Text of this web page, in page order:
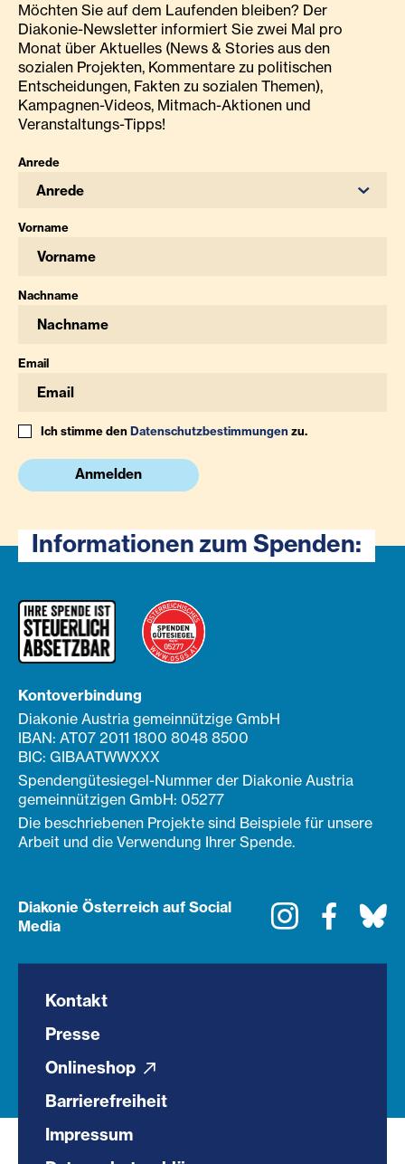
Möchten Sie auf dem Laufenden bleiben? Der
Diakonie-Newsletter informiert Sie zwei Mal pro
Monat über Aktuelles (News & Stories aus den
sozialen Projekten, Kommentare zu politischen
Entscheidungen, Fakten zu sozialen Themen),
Kampagnen-Videos, Mitmach-Aktionen und
Veranstaltungs-Tipps!
Anrede
Anrede
Vorname
Nachname
Email
Ich stimme denDatenschutzbestimmungenzu.
Anmelden
Informationen zum Spenden:
Kontoverbindung
Diakonie Austria gemeinnützige GmbH
IBAN: AT07 2011 1800 8048 8500
BIC: GIBAATWWXXX
Spendengütesiegel-Nummer der Diakonie Austria
gemeinnützigen GmbH: 05277
Die beschriebenen Projekte sind Beispiele für unsere
Arbeit und die Verwendung Ihrer Spende.
Diakonie Österreich auf Social
Media
Instagram
Kontakt
Presse
Onlineshop
Barrierefreiheit
Impressum